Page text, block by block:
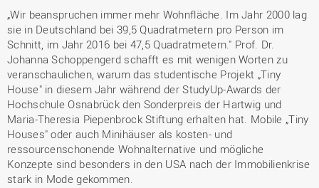
„Wir beanspruchen immer mehr Wohnfläche. Im Jahr 2000 lag
sie in Deutschland bei 39,5 Quadratmetern pro Person im
Schnitt, im Jahr 2016 bei 47,5 Quadratmetern." Prof. Dr.
Johanna Schoppengerd schafft es mit wenigen Worten zu
veranschaulichen, warum das studentische Projekt „Tiny
House" in diesem Jahr während der StudyUp-Awards der
Hochschule Osnabrück den Sonderpreis der Hartwig und
Maria-Theresia Piepenbrock Stiftung erhalten hat. Mobile „Tiny
Houses" oder auch Minihäuser als kosten- und
ressourcenschonende Wohnalternative und mögliche
Konzepte sind besonders in den USA nach der Immobilienkrise
stark in Mode gekommen.